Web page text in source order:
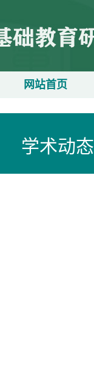
网站首页
学术动态